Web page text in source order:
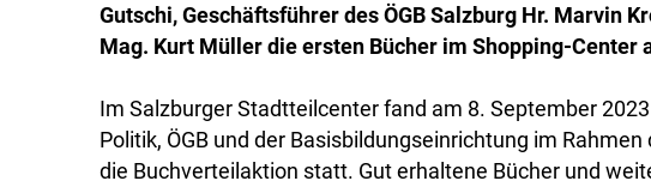
Gutschi, Geschäftsführer des ÖGB Salzburg Hr. Marvin
Mag. Kurt Müller die ersten Bücher im Shopping-Center
Im Salzburger Stadtteilcenter fand am 8. September
Politik, ÖGB und der Basisbildungseinrichtung im
die Buchverteilaktion statt. Gut erhaltene Bücher und